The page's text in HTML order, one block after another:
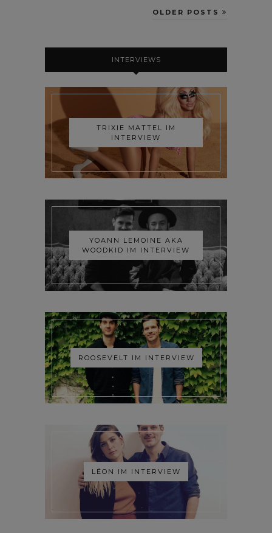
OLDER POSTS
INTERVIEWS
TRIXIE MATTEL IM
INTERVIEW
YOANN LEMOINE AKA
WOODKID IM INTERVIEW
ROOSEVELT IM INTERVIEW
LÉON IM INTERVIEW